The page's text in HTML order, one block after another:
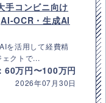
コンビニ向け
OCR・生成AI
を活用して経費精
クトで...
60万円〜100万円
2026年07月30日